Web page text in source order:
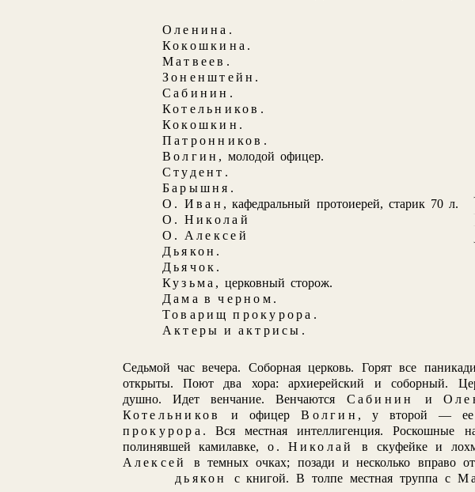
Оленина .
Кокошкина .
Матвеев .
Зоненштейн .
Сабинин .
Котельников .
Кокошкин .
Патронников .
Волгин , молодой офицер.
Студент .
Барышня .
О. Иван , кафедральный протоиерей, старик 70 л.
О. Николай
О. Алексей
Дьякон .
Дьячок .
Кузьма , церковный сторож.
Дама в черном .
Товарищ прокурора .
Актеры и актрисы .
Седьмой час вечера. Соборная церковь. Горят все
открыты. Поют два хора: архиерейский и соборный.
душно. Идет венчание. Венчаются Сабинин и
Котельников
и офицерВолгин , у второй — ее
прокурора . Вся местная интеллигенция. Роскошные
полинявшей камилавке, о. Николай в скуфейке и
Алексей
в темных очках; позади и несколько
дьякон
с книгой. В толпе местная труппа с